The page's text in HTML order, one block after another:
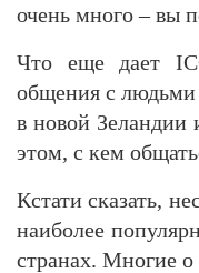
очень много – вы
Что еще дает
общения с людьми
в новой Зеландии
этом, с кем
Кстати сказать,
наиболее
странах. Многие